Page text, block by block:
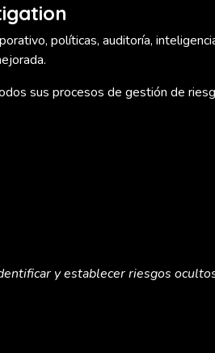
políticas, auditoría,
sus procesos de gestión de
y establecer riesgos